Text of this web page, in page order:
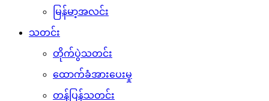
မြန်မာ့အလင်း
သတင်း
တိုက်ပွဲသတင်း
ထောက်ခံအားပေးမှု
တန်ပြန်သတင်း